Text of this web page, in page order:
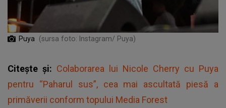
Puya (sursa foto: Instagram/ Puya)
Citește și: Colaborarea lui Nicole Cherry cu Puya
pentru “Paharul sus”, cea mai ascultată piesă a
primăverii conform topului Media Forest